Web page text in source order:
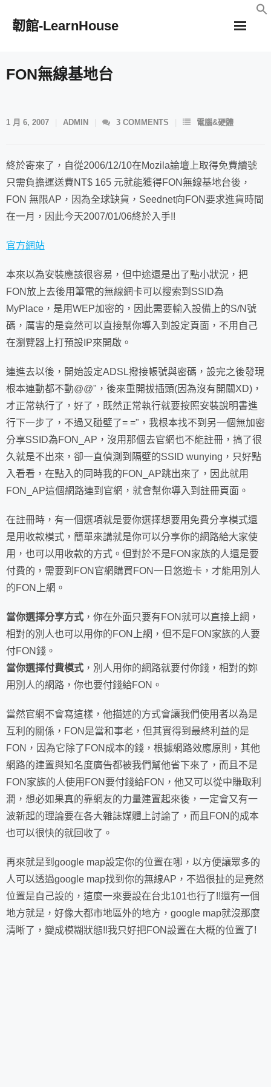
韌館-LearnHouse
FON無線基地台
1 月 6, 2007 ADMIN 3 COMMENTS 電腦&硬體
終於寄來了，自從2006/12/10在Mozila論壇上取得免費續號
只需負擔運送費NT$ 165 元就能獲得FON無線基地台後，
FON 無限AP，因為全球缺貨，Seednet向FON要求進貨時間
在一月，因此今天2007/01/06終於入手!!
官方網站
本來以為安裝應該很容易，但中途還是出了點小狀況，把
FON放上去後用筆電的無線網卡可以搜索到SSID為
MyPlace，是用WEP加密的，因此需要輸入設備上的S/N號
碼，厲害的是竟然可以直接幫你導入到設定頁面，不用自己
在瀏覽器上打預設IP來開啟。
連進去以後，開始設定ADSL撥接帳號與密碼，設完之後發現
根本連動都不動@@"，後來重開拔插頭(因為沒有開關XD)，
才正常執行了，好了，既然正常執行就要按照安裝說明書進
行下一步了，不過又碰壁了= ="，我根本找不到另一個無加密
分享SSID為FON_AP，沒用那個去官網也不能註冊，搞了很
久就是不出來，卻一直偵測到隔壁的SSID wunying，只好點
入看看，在點入的同時我的FON_AP跳出來了，因此就用
FON_AP這個網路連到官網，就會幫你導入到註冊頁面。
在註冊時，有一個選項就是要你選擇想要用免費分享模式還
是用收款模式，簡單來講就是你可以分享你的網路給大家使
用，也可以用收款的方式。但對於不是FON家族的人還是要
付費的，需要到FON官網購買FON一日悠遊卡，才能用別人
的FON上網。
當你選擇分享方式 ，你在外面只要有FON就可以直接上網，
相對的別人也可以用你的FON上網，但不是FON家族的人要
付FON錢。
當你選擇付費模式 ，別人用你的網路就要付你錢，相對的妳
用別人的網路，你也要付錢給FON。
當然官網不會寫這樣，他描述的方式會讓我們使用者以為是
互利的關係，FON是當和事老，但其實得到最終利益的是
FON，因為它除了FON成本的錢，根據網路效應原則，其他
網路的建置與知名度廣告都被我們幫他省下來了，而且不是
FON家族的人使用FON要付錢給FON，他又可以從中賺取利
潤，想必如果真的靠網友的力量建置起來後，一定會又有一
波新起的理論要在各大雜誌媒體上討論了，而且FON的成本
也可以很快的就回收了。
再來就是到google map設定你的位置在哪，以方便讓眾多的
人可以透過google map找到你的無線AP，不過很扯的是竟然
位置是自己設的，這麼一來要設在台北101也行了!!還有一個
地方就是，好像大都市地區外的地方，google map就沒那麼
清晰了，變成模糊狀態!!我只好把FON設置在大概的位置了!